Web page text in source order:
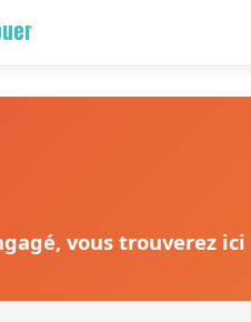
vous trouverez